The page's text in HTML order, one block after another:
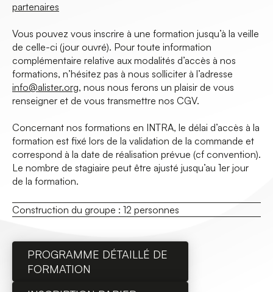
partenaires
Vous pouvez vous inscrire à une formation jusqu’à la veille
de celle-ci (jour ouvré). Pour toute information
complémentaire relative aux modalités d’accès à nos
formations, n’hésitez pas à nous solliciter à l’adresse
info@alister.org, nous nous ferons un plaisir de vous
renseigner et de vous transmettre nos CGV.
Concernant nos formations en INTRA, le délai d’accès à la
formation est fixé lors de la validation de la commande et
correspond à la date de réalisation prévue (cf convention).
Le nombre de stagiaire peut être ajusté jusqu’au 1er jour
de la formation.
Construction du groupe : 12 personnes
PROGRAMME DÉTAILLÉ DE
FORMATION